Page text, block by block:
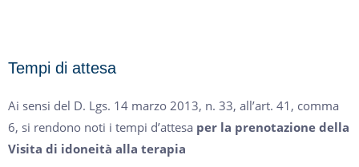
Tempi di attesa
Ai sensi del D. Lgs. 14 marzo 2013, n. 33, all’art. 41, comma
6, si rendono noti i tempi d’attesa per la prenotazione della
Visita di idoneità alla terapia